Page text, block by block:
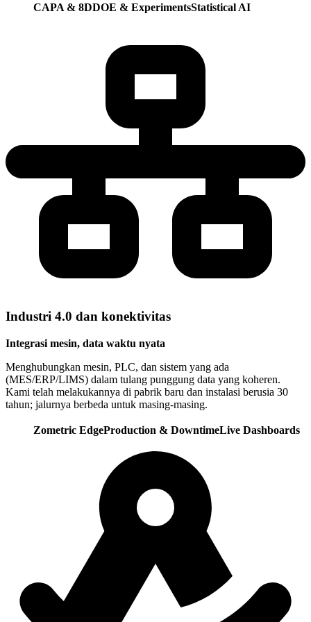
CAPA & 8DDOE & ExperimentsStatistical AI
Industri 4.0 dan konektivitas
Integrasi mesin, data waktu nyata
Menghubungkan mesin, PLC, dan sistem yang ada
(MES/ERP/LIMS) dalam tulang punggung data yang koheren.
Kami telah melakukannya di pabrik baru dan instalasi berusia 30
tahun; jalurnya berbeda untuk masing-masing.
Zometric EdgeProduction & DowntimeLive Dashboards